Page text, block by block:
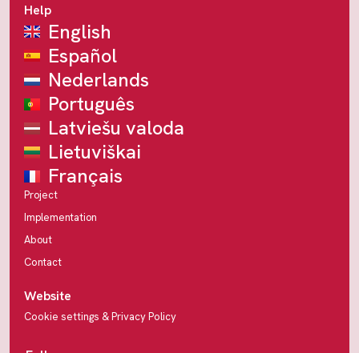
Help
Project
Implementation
About
Contact
English
Español
Nederlands
Português
Latviešu valoda
Lietuviškai
Français
Website
Cookie settings & Privacy Policy